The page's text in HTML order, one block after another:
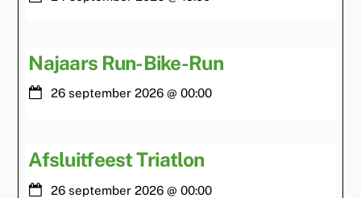
Najaars Run-Bike-Run
26 september 2026 @ 00:00
Afsluitfeest Triatlon
26 september 2026 @ 00:00